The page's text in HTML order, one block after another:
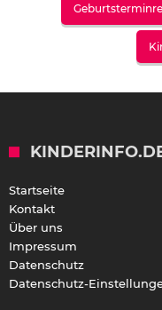
Startseite
Kontakt
Über uns
Impressum
Datenschutz
Datenschutz-